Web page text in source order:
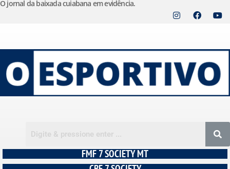
o
conteúdo
O jornal da baixada cuiabana em evidência.
FMF 7 SOCIETY MT